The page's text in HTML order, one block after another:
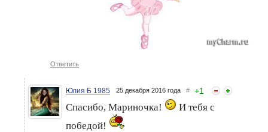
Ответить
Юлия Б 1985 25 декабря 2016 года # +1
Спасибо, Мариночка!
И тебя с
победой!